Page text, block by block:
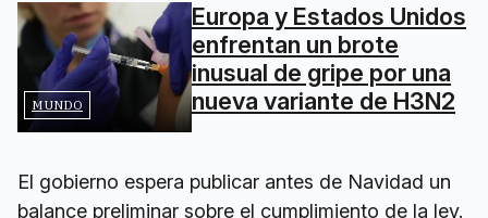
MUNDO
Europa y Estados Unidos
enfrentan un brote
inusual de gripe por una
nueva variante de H3N2
El gobierno espera publicar antes de Navidad un
balance preliminar sobre el cumplimiento de la ley.